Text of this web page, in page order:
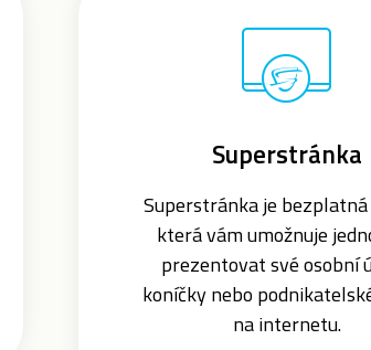
Superstránka
Superstránka je bezplatná
která vám umožnuje
prezentovat své osobní
koníčky nebo
na internetu.